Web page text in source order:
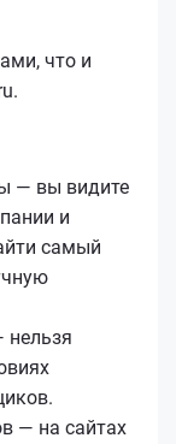
что и
— вы видите
и
самый
нельзя
— на сайтах